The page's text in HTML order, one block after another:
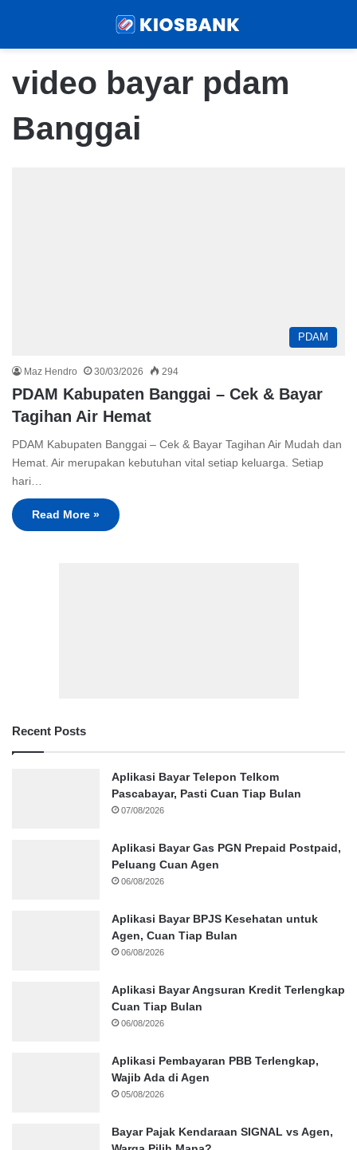
video bayar pdam
Banggai
PDAM
Maz Hendro 30/03/2026 294
PDAM Kabupaten Banggai – Cek & Bayar
Tagihan Air Hemat
PDAM Kabupaten Banggai – Cek & Bayar Tagihan Air Mudah dan
Hemat. Air merupakan kebutuhan vital setiap keluarga. Setiap
hari…
Read More »
Recent Posts
Aplikasi Bayar Telepon Telkom
Pascabayar, Pasti Cuan Tiap Bulan
07/08/2026
Aplikasi Bayar Gas PGN Prepaid Postpaid,
Peluang Cuan Agen
06/08/2026
Aplikasi Bayar BPJS Kesehatan untuk
Agen, Cuan Tiap Bulan
06/08/2026
Aplikasi Bayar Angsuran Kredit Terlengkap
Cuan Tiap Bulan
06/08/2026
Aplikasi Pembayaran PBB Terlengkap,
Wajib Ada di Agen
05/08/2026
Bayar Pajak Kendaraan SIGNAL vs Agen,